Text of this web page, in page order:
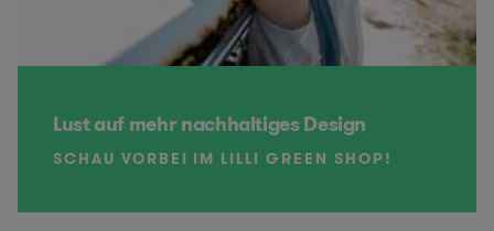
Lust auf mehr nachhaltiges Design
SCHAU VORBEI IM LILLI GREEN SHOP!